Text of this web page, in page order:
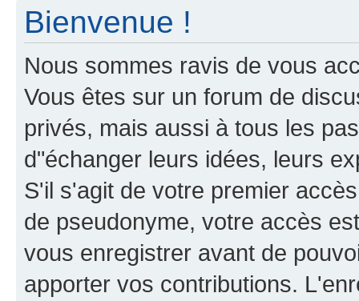
Bienvenue !
Nous sommes ravis de vous
Vous êtes sur un forum de
privés, mais aussi à tous les
d"échanger leurs idées, leurs
S'il s'agit de votre premier
de pseudonyme, votre accès
vous enregistrer avant de
apporter vos contributions.